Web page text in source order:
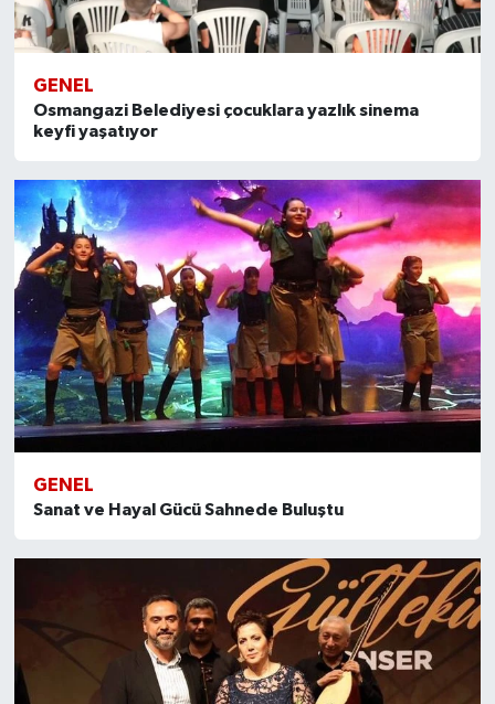
GENEL
Osmangazi Belediyesi çocuklara yazlık sinema
keyfi yaşatıyor
GENEL
Sanat ve Hayal Gücü Sahnede Buluştu